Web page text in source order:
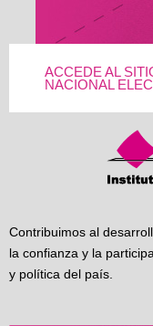
ACCEDE AL
NACIONAL
Contribuimos al
la confianza y la
y política del país.